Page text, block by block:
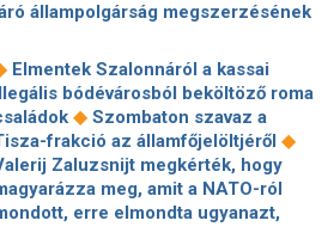
állampolgárság megszerzésének
Trump
◆ „Kevésen múlt a
– szintet léphetett az
orosz hibrid hadviselés ◆
Vagyonkezelés közérdekből: mi
a kekvák után? ◆ Térképen, ahogy
hajnalban elérte Magyarország
határát a hidegfront ◆ A forintot is
megütheti az aszály ◆ Szombaton
Elmentek Szalonnáról a kassai
bódévárosból beköltöző roma
◆ Szombaton szavaz a
frakció az államfőjelöltjéről ◆
Zaluzsnijt megkérték, hogy
meg, amit a NATO-ról
erre elmondta ugyanazt,